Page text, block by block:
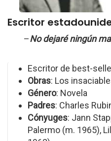
Escritor
–No dejaré ningún
Escritor de best-
Obras: Los
Género: Novela
Padres: Charles
Cónyuges: Jann
Palermo (m. 1965),